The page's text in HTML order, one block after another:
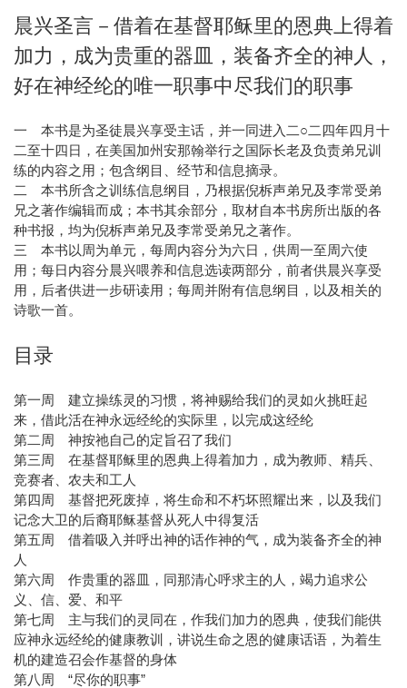
晨兴圣言－借着在基督耶稣里的恩典上得着
加力，成为贵重的器皿，装备齐全的神人，
好在神经纶的唯一职事中尽我们的职事
一 本书是为圣徒晨兴享受主话，并一同进入二○二四年四月十
二至十四日，在美国加州安那翰举行之国际长老及负责弟兄训
练的内容之用；包含纲目、经节和信息摘录。
二 本书所含之训练信息纲目，乃根据倪柝声弟兄及李常受弟
兄之著作编辑而成；本书其余部分，取材自本书房所出版的各
种书报，均为倪柝声弟兄及李常受弟兄之著作。
三 本书以周为单元，每周内容分为六日，供周一至周六使
用；每日内容分晨兴喂养和信息选读两部分，前者供晨兴享受
用，后者供进一步研读用；每周并附有信息纲目，以及相关的
诗歌一首。
目录
第一周 建立操练灵的习惯，将神赐给我们的灵如火挑旺起
来，借此活在神永远经纶的实际里，以完成这经纶
第二周 神按祂自己的定旨召了我们
第三周 在基督耶稣里的恩典上得着加力，成为教师、精兵、
竞赛者、农夫和工人
第四周 基督把死废掉，将生命和不朽坏照耀出来，以及我们
记念大卫的后裔耶稣基督从死人中得复活
第五周 借着吸入并呼出神的话作神的气，成为装备齐全的神
人
第六周 作贵重的器皿，同那清心呼求主的人，竭力追求公
义、信、爱、和平
第七周 主与我们的灵同在，作我们加力的恩典，使我们能供
应神永远经纶的健康教训，讲说生命之恩的健康话语，为着生
机的建造召会作基督的身体
第八周 “尽你的职事”